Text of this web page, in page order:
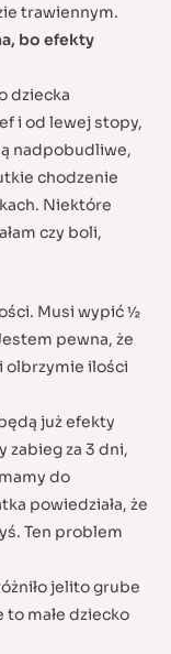
trawiennym.
bo efekty
dziecka
i od lewej stopy,
nadpobudliwe,
chodzenie
Niektóre
czy boli,
Musi wypić ½
pewna, że
olbrzymie ilości
już efekty
zabieg za 3 dni,
do
powiedziała, że
Ten problem
jelito grube
małe dziecko